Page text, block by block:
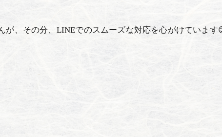
、その分、LINEでのスムーズな対応を心がけています